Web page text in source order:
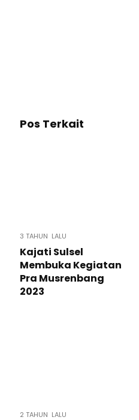
Pos Terkait
3 TAHUN LALU
Kajati Sulsel
Membuka Kegiatan
Pra Musrenbang
2023
2 TAHUN LALU